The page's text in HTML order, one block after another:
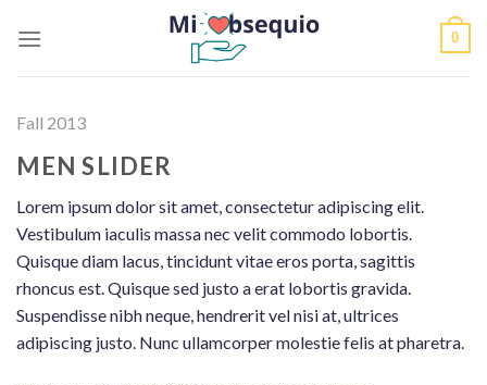
0
Fall 2013
MEN SLIDER
Lorem ipsum dolor sit amet, consectetur adipiscing elit.
Vestibulum iaculis massa nec velit commodo lobortis.
Quisque diam lacus, tincidunt vitae eros porta, sagittis
rhoncus est. Quisque sed justo a erat lobortis gravida.
Suspendisse nibh neque, hendrerit vel nisi at, ultrices
adipiscing justo. Nunc ullamcorper molestie felis at pharetra.